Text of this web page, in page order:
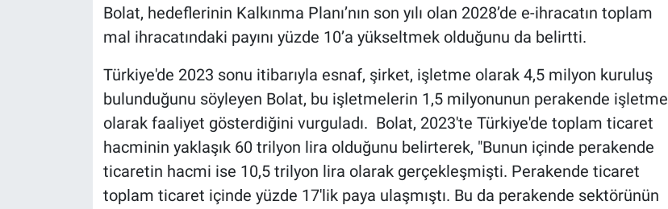
Bolat, hedeflerinin Kalkınma Planı’nın son yılı olan 2028’de e-ihracatın toplam
mal ihracatındaki payını yüzde 10’a yükseltmek olduğunu da belirtti.
Türkiye'de 2023 sonu itibarıyla esnaf, şirket, işletme olarak 4,5 milyon kuruluş
bulunduğunu söyleyen Bolat, bu işletmelerin 1,5 milyonunun perakende işletme
olarak faaliyet gösterdiğini vurguladı. Bolat, 2023'te Türkiye'de toplam ticaret
hacminin yaklaşık 60 trilyon lira olduğunu belirterek, "Bunun içinde perakende
ticaretin hacmi ise 10,5 trilyon lira olarak gerçekleşmişti. Perakende ticaret
toplam ticaret içinde yüzde 17'lik paya ulaşmıştı. Bu da perakende sektörünün